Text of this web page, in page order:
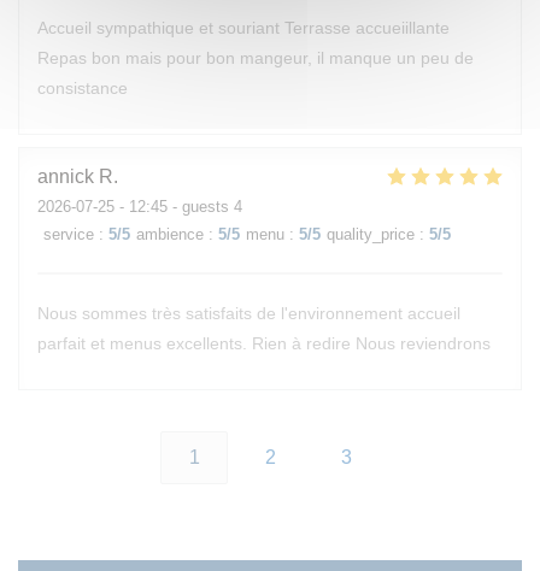
Accueil sympathique et souriant Terrasse accueiillante
Repas bon mais pour bon mangeur, il manque un peu de
consistance
annick R
2026-07-25 - 12:45 - guests 4
service : 5/5 ambience : 5/5 menu : 5/5 quality_price : 5/5
Nous sommes très satisfaits de l'environnement accueil
parfait et menus excellents. Rien à redire Nous reviendrons
1 2 3